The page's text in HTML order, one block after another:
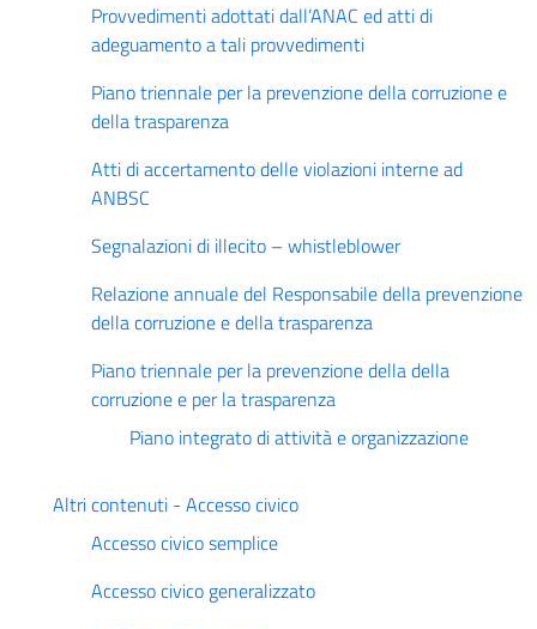
Provvedimenti adottati dall’ANAC ed atti di
adeguamento a tali provvedimenti
Piano triennale per la prevenzione della corruzione e
della trasparenza
Atti di accertamento delle violazioni interne ad
ANBSC
Segnalazioni di illecito – whistleblower
Relazione annuale del Responsabile della prevenzione
della corruzione e della trasparenza
Piano triennale per la prevenzione della della
corruzione e per la trasparenza
Piano integrato di attività e organizzazione
Altri contenuti - Accesso civico
Accesso civico semplice
Accesso civico generalizzato